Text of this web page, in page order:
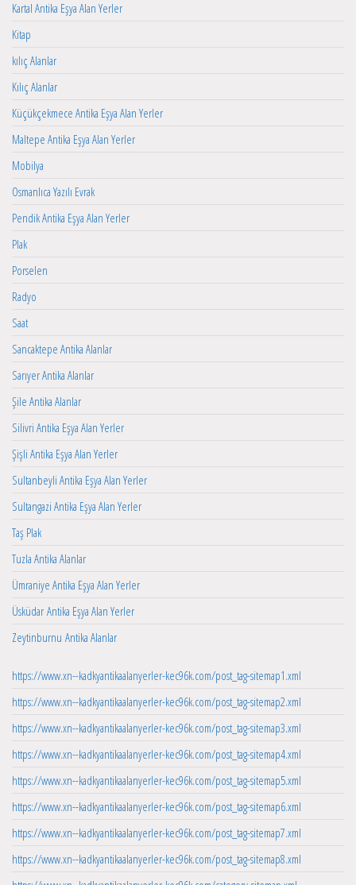
Kartal Antika Eşya Alan Yerler
Kitap
kılıç Alanlar
Kılıç Alanlar
Küçükçekmece Antika Eşya Alan Yerler
Maltepe Antika Eşya Alan Yerler
Mobilya
Osmanlıca Yazılı Evrak
Pendik Antika Eşya Alan Yerler
Plak
Porselen
Radyo
Saat
Sancaktepe Antika Alanlar
Sarıyer Antika Alanlar
Şile Antika Alanlar
Silivri Antika Eşya Alan Yerler
Şişli Antika Eşya Alan Yerler
Sultanbeyli Antika Eşya Alan Yerler
Sultangazi Antika Eşya Alan Yerler
Taş Plak
Tuzla Antika Alanlar
Ümraniye Antika Eşya Alan Yerler
Üsküdar Antika Eşya Alan Yerler
Zeytinburnu Antika Alanlar
https://www.xn--kadkyantikaalanyerler-kec96k.com/post_tag-sitemap1.xml
https://www.xn--kadkyantikaalanyerler-kec96k.com/post_tag-sitemap2.xml
https://www.xn--kadkyantikaalanyerler-kec96k.com/post_tag-sitemap3.xml
https://www.xn--kadkyantikaalanyerler-kec96k.com/post_tag-sitemap4.xml
https://www.xn--kadkyantikaalanyerler-kec96k.com/post_tag-sitemap5.xml
https://www.xn--kadkyantikaalanyerler-kec96k.com/post_tag-sitemap6.xml
https://www.xn--kadkyantikaalanyerler-kec96k.com/post_tag-sitemap7.xml
https://www.xn--kadkyantikaalanyerler-kec96k.com/post_tag-sitemap8.xml